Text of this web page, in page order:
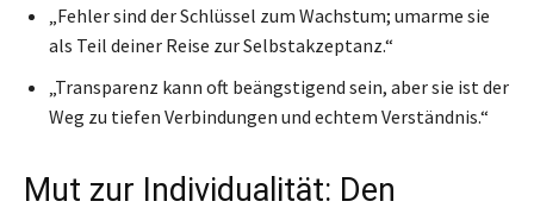
„Fehler sind der Schlüssel zum Wachstum; umarme sie
als Teil deiner Reise zur Selbstakzeptanz.“
„Transparenz kann oft beängstigend sein, aber sie ist der
Weg zu tiefen Verbindungen und echtem Verständnis.“
Mut zur Individualität: Den